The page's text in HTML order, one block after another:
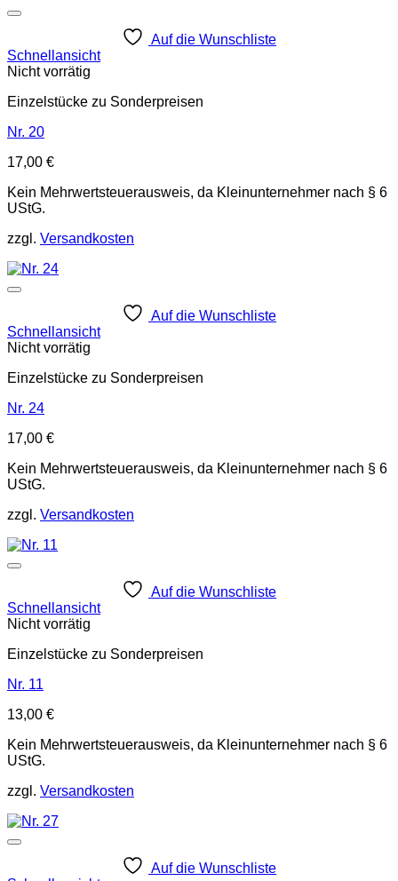
Auf die Wunschliste
Schnellansicht
Nicht vorrätig
Einzelstücke zu Sonderpreisen
Nr. 20
17,00 €
Kein Mehrwertsteuerausweis, da Kleinunternehmer nach § 6
UStG.
zzgl. Versandkosten
Auf die Wunschliste
Schnellansicht
Nicht vorrätig
Einzelstücke zu Sonderpreisen
Nr. 24
17,00 €
Kein Mehrwertsteuerausweis, da Kleinunternehmer nach § 6
UStG.
zzgl. Versandkosten
Auf die Wunschliste
Schnellansicht
Nicht vorrätig
Einzelstücke zu Sonderpreisen
Nr. 11
13,00 €
Kein Mehrwertsteuerausweis, da Kleinunternehmer nach § 6
UStG.
zzgl. Versandkosten
Auf die Wunschliste